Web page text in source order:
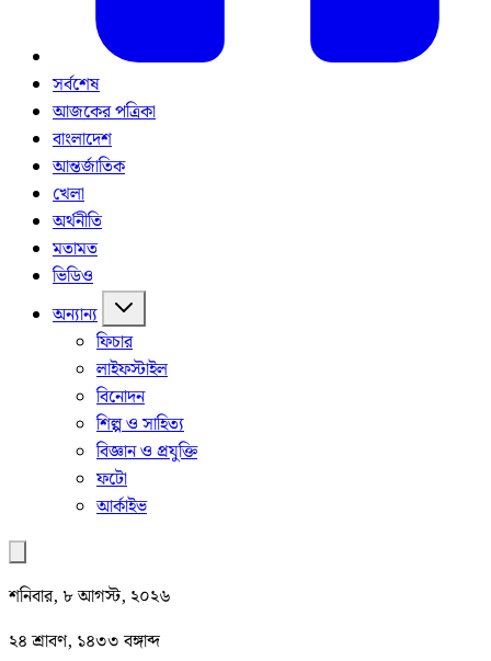
সর্বশেষ
আজকের পত্রিকা
বাংলাদেশ
আন্তর্জাতিক
খেলা
অর্থনীতি
মতামত
ভিডিও
অন্যান্য
ফিচার
লাইফস্টাইল
বিনোদন
শিল্প ও সাহিত্য
বিজ্ঞান ও প্রযুক্তি
ফটো
আর্কাইভ
শনিবার, ৮ আগস্ট, ২০২৬
২৪ শ্রাবণ, ১৪৩৩ বঙ্গাব্দ